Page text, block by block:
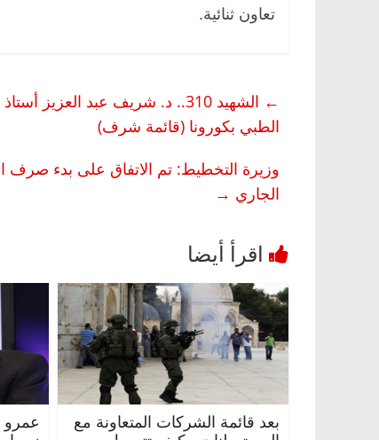
تعاون ثنائية.
←
الشهيد 310.. د. شريف عبد
الطبي بكورونا (قائمة شرف)
الجاري →
بعد قائمة الشركات المتعاونة مع
عمرو